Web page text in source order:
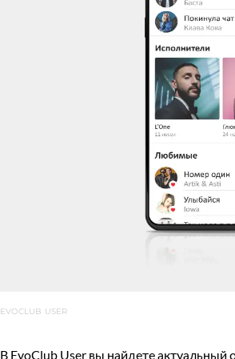
EVOCLUB USER
В EvoClub User вы найдете актуальный